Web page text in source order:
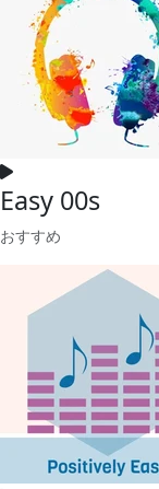
Easy 00s
おすすめ